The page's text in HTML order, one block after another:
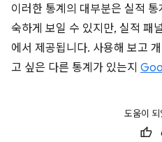
이러한 통계의 대부분은 실적
숙하게 보일 수 있지만, 실적 패
에서 제공됩니다. 사용해 보고
고 싶은 다른 통계가 있는지
도움이 되